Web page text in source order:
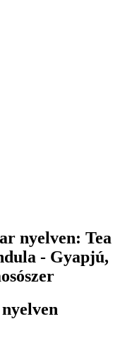
nyelven: Tea
- Gyapjú,